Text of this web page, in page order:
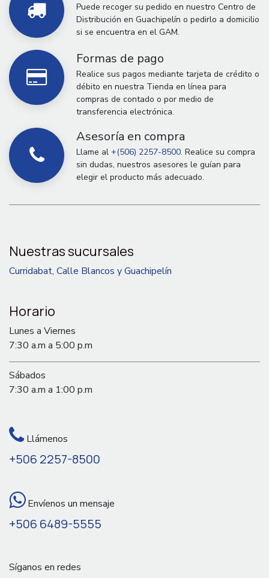
Puede recoger su pedido en nuestro Centro de
Distribución en Guachipelín o pedirlo a domicilio
si se encuentra en el GAM.
Formas de pago
Realice sus pagos mediante tarjeta de crédito o
débito en nuestra Tienda en línea para
compras de contado o por medio de
transferencia electrónica.
Asesoría en compra
Llame al +(506) 2257-8500. Realice su compra
sin dudas, nuestros asesores le guían para
elegir el producto más adecuado.
Nuestras sucursales
Curridabat, Calle Blancos y Guachipelín
Horario
Lunes a Viernes
7:30 a.m a 5:00 p.m
Sábados
7:30 a.m a 1:00 p.m
Llámenos
+506 2257-8500
Envíenos un mensaje
+506 6489-5555
Síganos en redes